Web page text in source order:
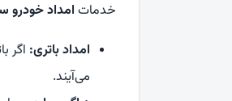
خدماتامداد خودرو
امداد باتری: اگر
می‌آیند.